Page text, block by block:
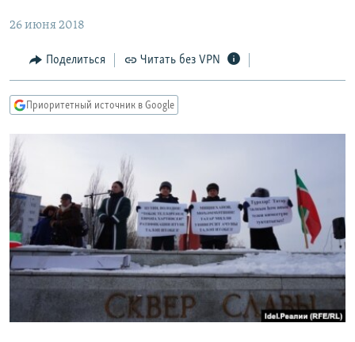
Вернутся
Вернутся
поиску
МНЕНИЯ
КУЛЬТУРА
КАВКАЗ.РЕАЛИИ
СЕВЕР.РЕАЛИИ
СИБИРЬ.РЕАЛИИ
РАСПИСАНИЕ ВЕЩАНИЯ
ПОДПИШИТЕСЬ НА РАССЫЛКУ
СОЦИАЛЬНЫЕ СЕТИ
26 июня 2018
Поделиться Читать без VPN
Приоритетный источник в Google